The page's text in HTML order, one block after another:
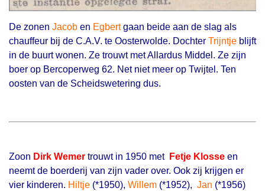
De zonen Jacob en Egbertgaan beide aan de slag als
chauffeur bij de C.A.V. te Oosterwolde. Dochter Trijntje blijft
in de buurt wonen. Ze trouwt met Allardus Middel. Ze zijn
boer op Bercoperweg 62. Net niet meer op Twijtel. Ten
oosten van de Scheidswetering dus.
Zoon Dirk Wemer trouwt in 1950 met Fetje Klosse en
neemt de boerderij van zijn vader over. Ook zij krijgen er
vier kinderen. Hiltje (*1950), Willem (*1952), Jan (*1956)